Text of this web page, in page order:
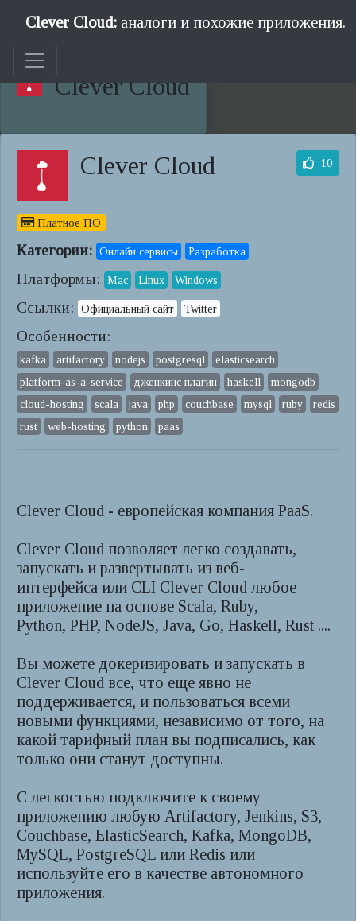
Clever Cloud: аналоги и похожие приложения.
Clever Cloud
Clever Cloud 10
Платное ПО
Категории: Онлайн сервисы Разработка
Платформы: Mac Linux Windows
Ссылки: Официальный сайт Twitter
Особенности:
kafka artifactory nodejs postgresql
elasticsearch
platform-as-a-service
дженкинс плагин haskell
mongodb
cloud-hosting
scala java php couchbase mysql ruby
redis
rust
web-hosting python paas
Clever Cloud - европейская компания PaaS.
Clever Cloud позволяет легко создавать,
запускать и развертывать из веб-
интерфейса или CLI Clever Cloud любое
приложение на основе Scala, Ruby,
Python, PHP, NodeJS, Java, Go, Haskell, Rust ....
Вы можете докеризировать и запускать в
Clever Cloud все, что еще явно не
поддерживается, и пользоваться всеми
новыми функциями, независимо от того, на
какой тарифный план вы подписались, как
только они станут доступны.
С легкостью подключите к своему
приложению любую Artifactory, Jenkins, S3,
Couchbase, ElasticSearch, Kafka, MongoDB,
MySQL, PostgreSQL или Redis или
используйте его в качестве автономного
приложения.